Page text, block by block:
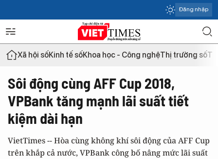
Đăng nhập
Xã hội sốKinh tế sốKhoa học - Công nghệThị trường số
Sôi động cùng AFF Cup 2018,
VPBank tăng mạnh lãi suất tiết
kiệm dài hạn
VietTimes -- Hòa cùng không khí sôi động của AFF Cup
trên khắp cả nước, VPBank công bố nâng mức lãi suất